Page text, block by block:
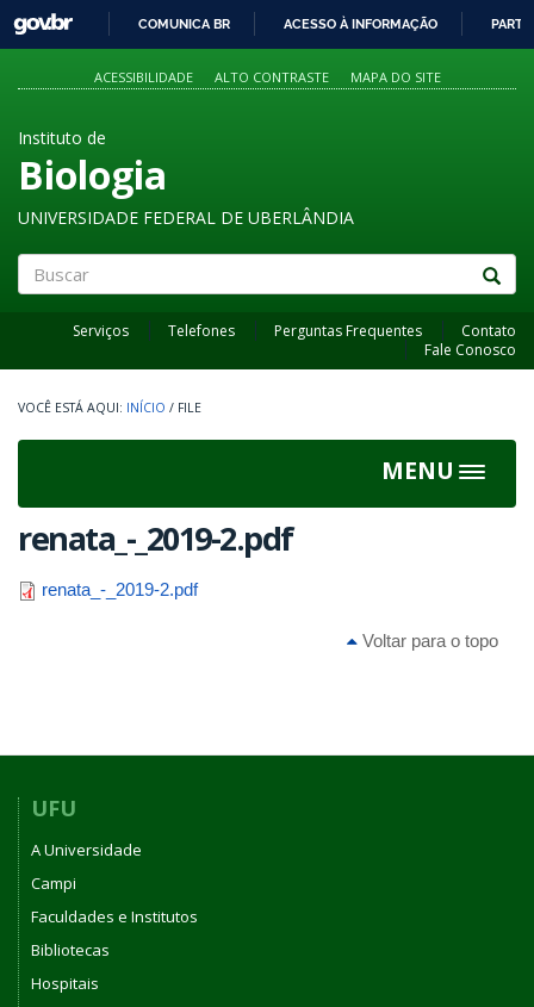
PARA
O
GOVBR
COMUNICA BR ACESSO À INFORMAÇÃO
ACESSIBILIDADE ALTO CONTRASTE MAPA DO SITE
Instituto de
Biologia
UNIVERSIDADE FEDERAL DE UBERLÂNDIA
Serviços Telefones Perguntas Frequentes
Contato
Fale Conosco
INÍCIO / FILE
MENU
Toggle
renata_-_2019-2.pdf
renata_-_2019-2.pdf
Voltar para o topo
UFU
A Universidade
Campi
Faculdades e Institutos
Bibliotecas
Hospitais